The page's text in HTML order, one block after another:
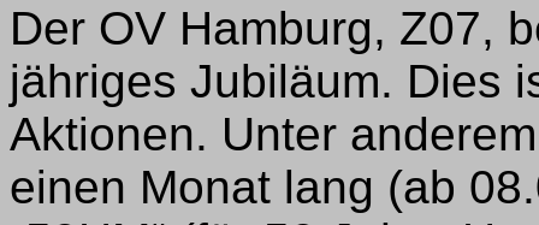
Der OV Hamburg, Z07,
jähriges Jubiläum. Dies
Aktionen. Unter
einen Monat lang (ab